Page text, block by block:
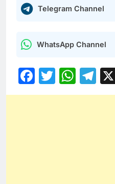
Telegram Channel
WhatsApp Channel
Facebook
Twitter